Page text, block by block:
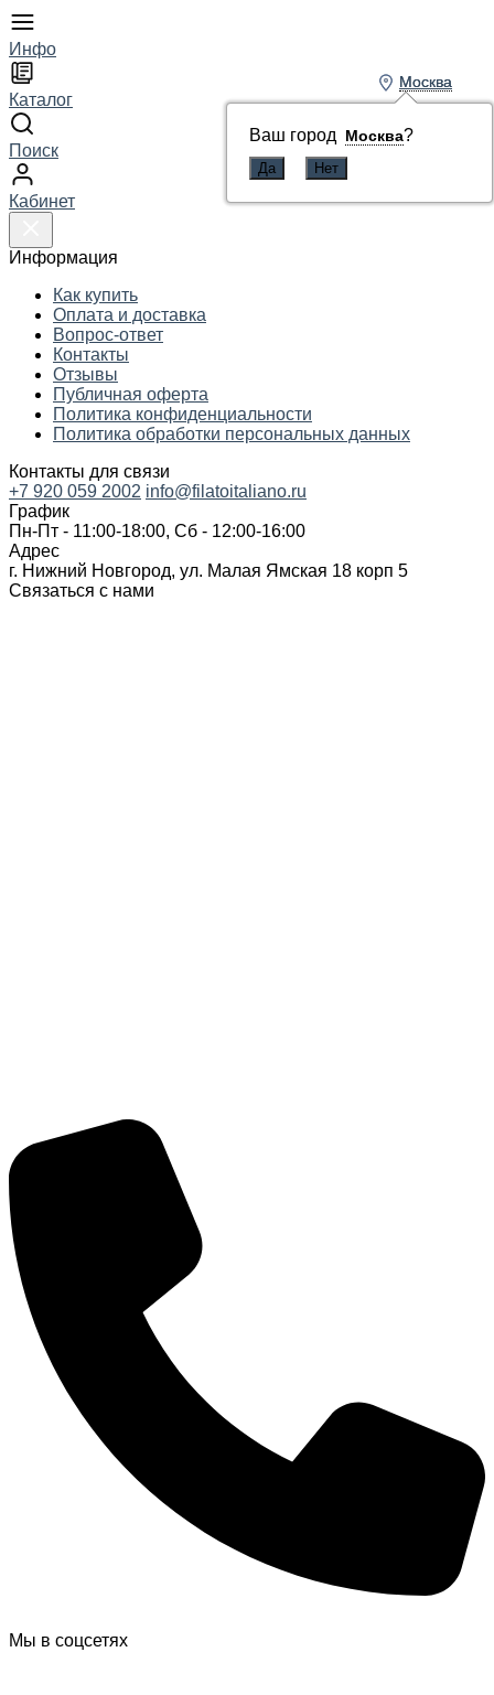
Инфо
Каталог
Поиск
Кабинет
Информация
Как купить
Оплата и доставка
Вопрос-ответ
Контакты
Отзывы
Публичная оферта
Политика конфиденциальности
Политика обработки персональных данных
Контакты для связи
Москва
Ваш город Москва?
+7 920 059 2002 info@filatoitaliano.ru
График
Пн-Пт - 11:00-18:00, Сб - 12:00-16:00
Адрес
г. Нижний Новгород, ул. Малая Ямская 18 корп 5
Связаться с нами
Мы в соцсетях
Москва
Ваш город Москва?